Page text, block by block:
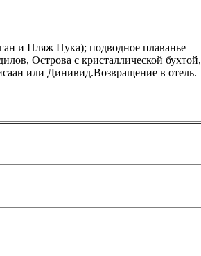
и Пляж Пука); подводное плаванье
Острова с кристаллической бухтой,
или Динивид.Возвращение в отель.